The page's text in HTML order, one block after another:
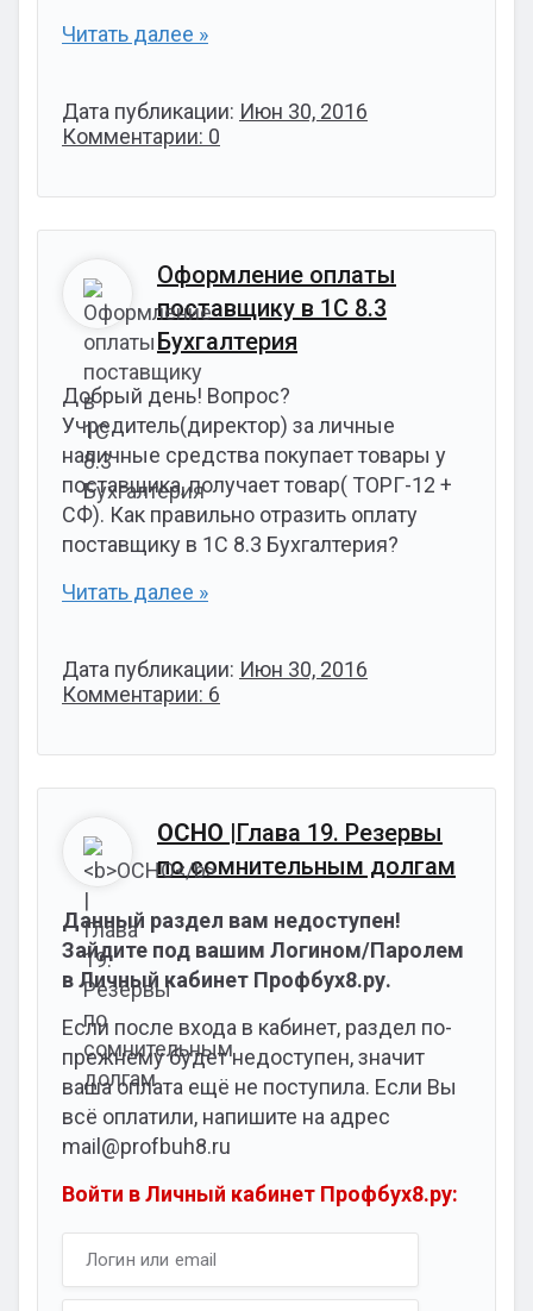
Читать далее »
Дата публикации: Июн 30, 2016
Комментарии: 0
Оформление оплаты
поставщику в 1С 8.3
Бухгалтерия
Добрый день! Вопрос?
Учредитель(директор) за личные
наличные средства покупает товары у
поставщика, получает товар( ТОРГ-12 +
СФ). Как правильно отразить оплату
поставщику в 1С 8.3 Бухгалтерия?
Читать далее »
Дата публикации: Июн 30, 2016
Комментарии: 6
ОСНО |Глава 19. Резервы
по сомнительным долгам
Данный раздел вам недоступен!
Зайдите под вашим Логином/Паролем
в Личный кабинет Профбух8.ру.
Если после входа в кабинет, раздел по-
прежнему будет недоступен, значит
ваша оплата ещё не поступила. Если Вы
всё оплатили, напишите на адрес
mail@profbuh8.ru
Войти в Личный кабинет Профбух8.ру: